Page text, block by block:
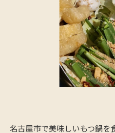
名古屋市で美味しいもつ鍋を